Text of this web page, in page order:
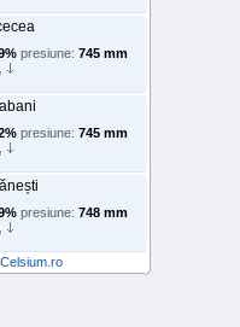
presiune: 745 mm
presiune: 745 mm
presiune: 748 mm
Celsium.ro